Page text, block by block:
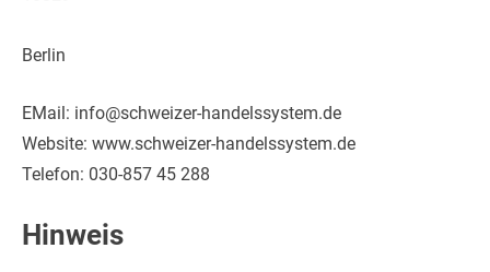
Berlin
EMail: info@schweizer-handelssystem.de
Website: www.schweizer-handelssystem.de
Telefon: 030-857 45 288
Hinweis